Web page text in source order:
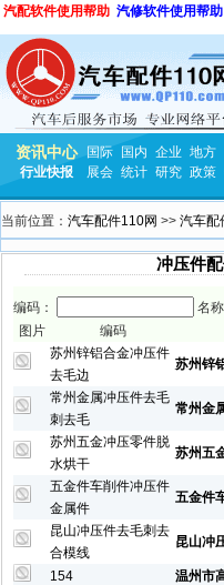
汽配软件使用帮助 汽修软件使用帮助
资讯中心 国际 国内 企业 地方
行业快报
展会 统计 研究 政策
当前位置： 汽车配件110网 >> 汽车配
冲压件
编码： 名称
图片
编码
苏州锌铝合金冲压件
去毛边
苏州锌
常州金属冲压件去毛
刺去毛
常州金
苏州五金冲压零件脱
水烘干
苏州五
五金件车削件冲压件
金属件
五金件
昆山冲压件去毛刺去
合模线
昆山冲
154 温州市